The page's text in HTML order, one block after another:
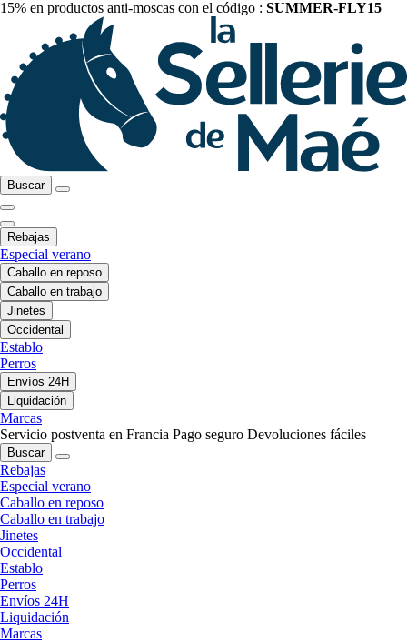
15% en productos anti-moscas con el código : SUMMER-FLY15
Buscar
Rebajas
Especial verano
Caballo en reposo
Caballo en trabajo
Jinetes
Occidental
Establo
Perros
Envíos 24H
Liquidación
Marcas
Servicio postventa en Francia Pago seguro Devoluciones fáciles
Buscar
Rebajas
Especial verano
Caballo en reposo
Caballo en trabajo
Jinetes
Occidental
Establo
Perros
Envíos 24H
Liquidación
Marcas